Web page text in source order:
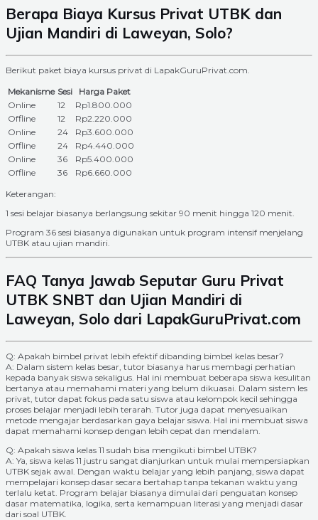
Berapa Biaya Kursus Privat UTBK dan
Ujian Mandiri di Laweyan, Solo?
Berikut paket biaya kursus privat di LapakGuruPrivat.com.
Mekanisme Sesi
Harga Paket
Online
12
Rp1.800.000
Offline
12
Rp2.220.000
Online
24
Rp3.600.000
Offline
24
Rp4.440.000
Online
36
Rp5.400.000
Offline
36
Rp6.660.000
Keterangan:
1 sesi belajar biasanya berlangsung sekitar 90 menit hingga 120 menit.
Program 36 sesi biasanya digunakan untuk program intensif menjelang
UTBK atau ujian mandiri.
FAQ Tanya Jawab Seputar Guru Privat
UTBK SNBT dan Ujian Mandiri di
Laweyan, Solo dari LapakGuruPrivat.com
Q: Apakah bimbel privat lebih efektif dibanding bimbel kelas besar?
A: Dalam sistem kelas besar, tutor biasanya harus membagi perhatian
kepada banyak siswa sekaligus. Hal ini membuat beberapa siswa kesulitan
bertanya atau memahami materi yang belum dikuasai. Dalam sistem les
privat, tutor dapat fokus pada satu siswa atau kelompok kecil sehingga
proses belajar menjadi lebih terarah. Tutor juga dapat menyesuaikan
metode mengajar berdasarkan gaya belajar siswa. Hal ini membuat siswa
dapat memahami konsep dengan lebih cepat dan mendalam.
Q: Apakah siswa kelas 11 sudah bisa mengikuti bimbel UTBK?
A: Ya, siswa kelas 11 justru sangat dianjurkan untuk mulai mempersiapkan
UTBK sejak awal. Dengan waktu belajar yang lebih panjang, siswa dapat
mempelajari konsep dasar secara bertahap tanpa tekanan waktu yang
terlalu ketat. Program belajar biasanya dimulai dari penguatan konsep
dasar matematika, logika, serta kemampuan literasi yang menjadi dasar
dari soal UTBK.